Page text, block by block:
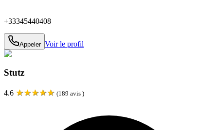
+33345440408
Appeler Voir le profil
Stutz
4.6 ★★★★★ (189 avis )